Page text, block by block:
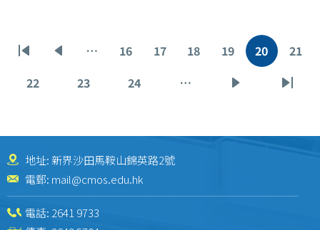
Pagination
First
page
Previous
page
…
頁
面
16
頁
17
頁
18
頁
面
19
目
20
頁
21
頁
22
頁
23
頁
24 …
Last
地址: 新界沙田馬鞍山錦英路2號
電郵: mail@cmos.edu.hk
電話: 2641 9733